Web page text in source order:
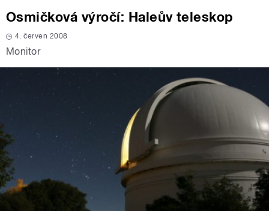
Osmičková výročí: Haleův teleskop
4. červen 2008
Monitor